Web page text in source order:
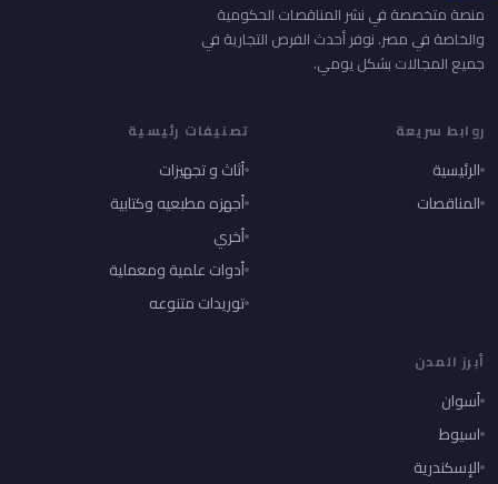
منصة متخصصة في نشر المناقصات الحكومية
والخاصة في مصر. نوفر أحدث الفرص التجارية في
جميع المجالات بشكل يومي.
روابط سريعة
الرئيسية
المناقصات
تصنيفات رئيسية
أثاث و تجهيزات
أجهزه مطبعيه وكتابية
أخري
أدوات علمية ومعملية
توريدات متنوعه
أبرز المدن
أسوان
اسيوط
الإسكندرية